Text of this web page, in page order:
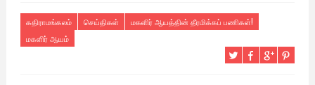
கதிராமங்கலம் செய்திகள்
மகளிர் ஆயத்தின் தீரமிக்கப் பணிகள்!
மகளிர் ஆயம்